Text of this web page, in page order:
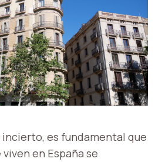
es fundamental que
en España se